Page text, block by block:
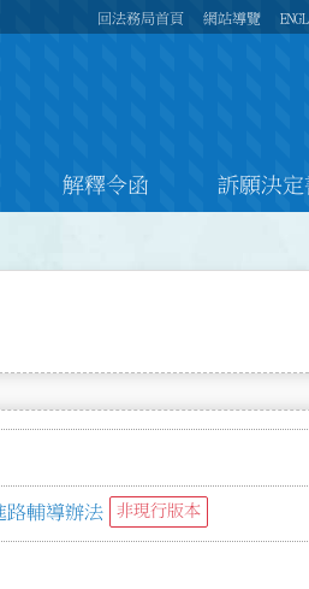
回法務局首頁 網站導覽
解釋令函 訴願決定
路輔導辦法 非現行版本